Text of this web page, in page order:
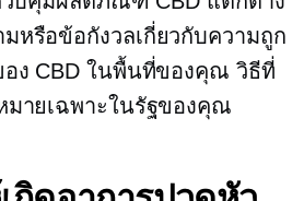
หรือข้อกังวลเกี่ยวกับความถูก
ง CBD ในพื้นที่ของคุณ วิธีที่
ายเฉพาะในรัฐของคุณ